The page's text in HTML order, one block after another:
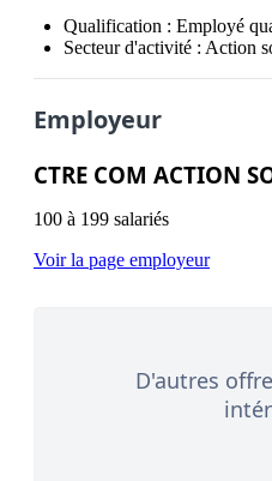
Qualification : Employé
Secteur d'activité : Action
Employeur
CTRE COM ACTION
100 à 199 salariés
Voir la page employeur
D'autres